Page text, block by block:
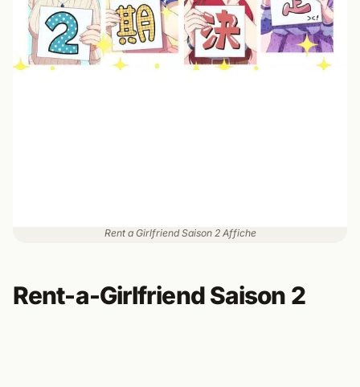
Rent a Girlfriend Saison 2 Affiche
Rent-a-Girlfriend Saison 2